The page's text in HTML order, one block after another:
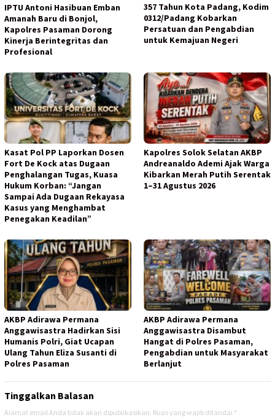
IPTU Antoni Hasibuan Emban
Amanah Baru di Bonjol,
Kapolres Pasaman Dorong
Kinerja Berintegritas dan
Profesional
357 Tahun Kota Padang, Kodim
0312/Padang Kobarkan
Persatuan dan Pengabdian
untuk Kemajuan Negeri
Kasat Pol PP Laporkan Dosen
Fort De Kock atas Dugaan
Penghalangan Tugas, Kuasa
Hukum Korban: “Jangan
Sampai Ada Dugaan Rekayasa
Kasus yang Menghambat
Penegakan Keadilan”
Kapolres Solok Selatan AKBP
Andreanaldo Ademi Ajak Warga
Kibarkan Merah Putih Serentak
1–31 Agustus 2026
AKBP Adirawa Permana
Anggawisastra Hadirkan Sisi
Humanis Polri, Giat Ucapan
Ulang Tahun Eliza Susanti di
Polres Pasaman
AKBP Adirawa Permana
Anggawisastra Disambut
Hangat di Polres Pasaman,
Pengabdian untuk Masyarakat
Berlanjut
Tinggalkan Balasan
Alamat email Anda tidak akan dipublikasikan. Ruas yang wajib ditandai *